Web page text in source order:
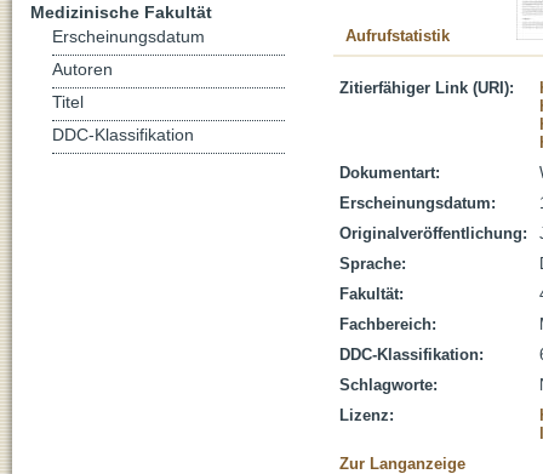
Aufrufstatistik
Zitierfähiger Link (URI):
Dokumentart:
Erscheinungsdatum:
Originalveröffentlichung:
Sprache:
Fakultät:
Fachbereich:
DDC-Klassifikation:
Schlagworte:
Lizenz:
Zur Langanzeige
Medizinische Fakultät
Erscheinungsdatum
Autoren
Titel
DDC-Klassifikation